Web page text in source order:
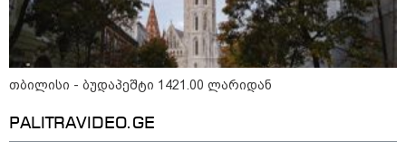
19:32 / 08-08-2026
"სიმბოლურია, რომ კობახიძის
მოღალატეობრივი განცხადება
საქართველოს
თავისუფლებისთვის შეწირული
მოძრაობა"
თბილისი - ბუდაპეშტი 1421.00 ლარიდან
PALITRAVIDEO.GE